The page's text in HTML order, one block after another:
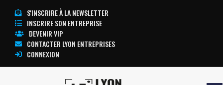
S'INSCRIRE À LA NEWSLETTER
INSCRIRE SON ENTREPRISE
DEVENIR VIP
CONTACTER LYON ENTREPRISES
CONNEXION